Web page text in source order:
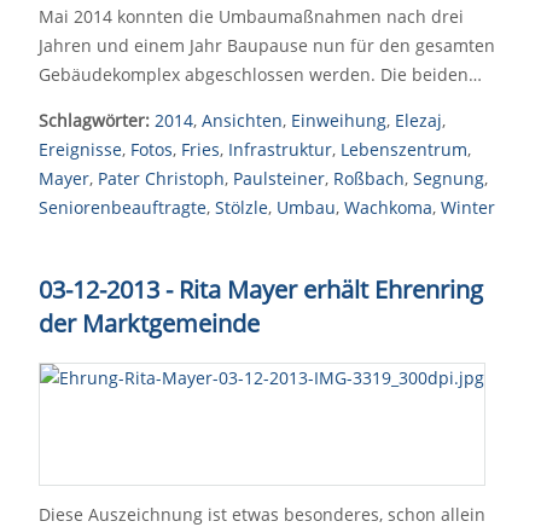
Mai 2014 konnten die Umbaumaßnahmen nach drei
Jahren und einem Jahr Baupause nun für den gesamten
Gebäudekomplex abgeschlossen werden. Die beiden…
Schlagwörter: 2014, Ansichten, Einweihung, Elezaj,
Ereignisse, Fotos, Fries, Infrastruktur, Lebenszentrum,
Mayer, Pater Christoph, Paulsteiner, Roßbach, Segnung,
Seniorenbeauftragte, Stölzle, Umbau, Wachkoma, Winter
03-12-2013 - Rita Mayer erhält Ehrenring
der Marktgemeinde
Diese Auszeichnung ist etwas besonderes, schon allein